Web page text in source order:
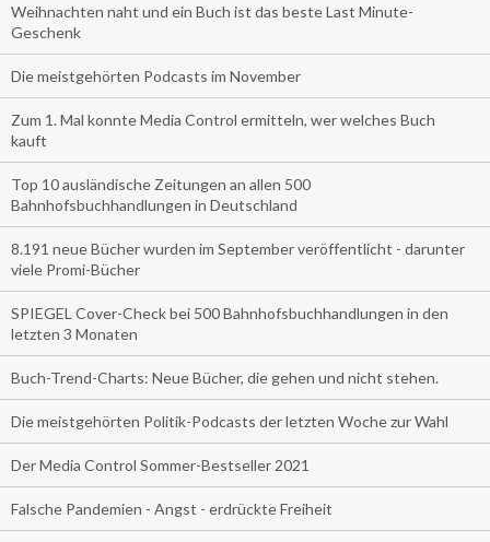
Weihnachten naht und ein Buch ist das beste Last Minute-
Geschenk
Die meistgehörten Podcasts im November
Zum 1. Mal konnte Media Control ermitteln, wer welches Buch
kauft
Top 10 ausländische Zeitungen an allen 500
Bahnhofsbuchhandlungen in Deutschland
8.191 neue Bücher wurden im September veröffentlicht - darunter
viele Promi-Bücher
SPIEGEL Cover-Check bei 500 Bahnhofsbuchhandlungen in den
letzten 3 Monaten
Buch-Trend-Charts: Neue Bücher, die gehen und nicht stehen.
Die meistgehörten Politik-Podcasts der letzten Woche zur Wahl
Der Media Control Sommer-Bestseller 2021
Falsche Pandemien - Angst - erdrückte Freiheit